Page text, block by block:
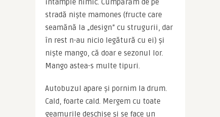
stradă nişte mamones (fructe care
seamănă la „design” cu strugurii, dar
în rest n-au nicio legătură cu ei) şi
nişte mango, că doar e sezonul lor.
Mango astea-s multe tipuri.
Autobuzul apare şi pornim la drum.
Cald, foarte cald. Mergem cu toate
geamurile deschise şi se face un